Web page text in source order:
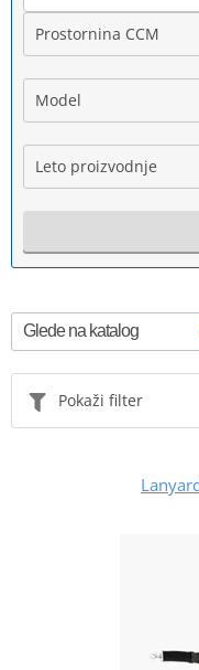
Prostornina CCM
Model
Leto proizvodnje
Pokaži filter